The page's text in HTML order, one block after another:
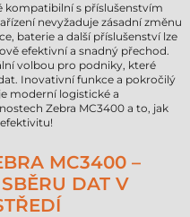
kompatibilní s příslušenstvím
nevyžaduje zásadní změnu
baterie a další příslušenství lze
efektivní a snadný přechod.
volbou pro podniky, které
Inovativní funkce a pokročilý
moderní logistické a
Zebra MC3400 a to, jak
MC3400 –
DAT V